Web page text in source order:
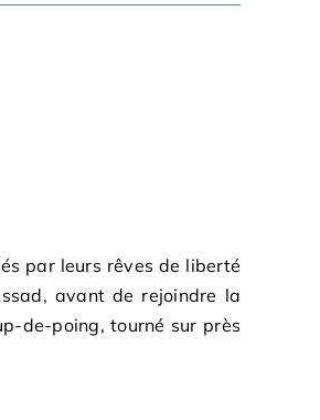
par leurs rêves de liberté
avant de rejoindre la
de-poing, tourné sur près